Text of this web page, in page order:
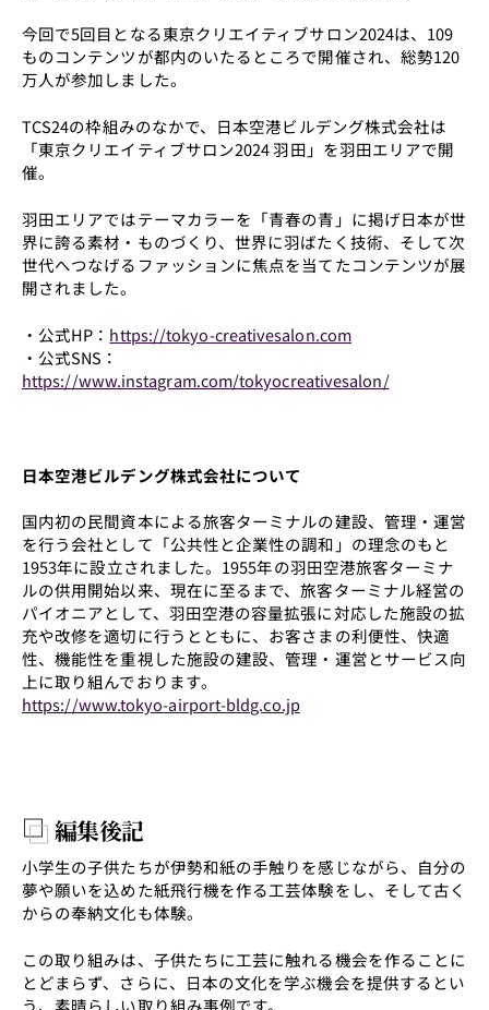
今回で5回目となる東京クリエイティブサロン2024は、109
ものコンテンツが都内のいたるところで開催され、総勢120
万人が参加しました。
TCS24の枠組みのなかで、日本空港ビルデング株式会社は
「東京クリエイティブサロン2024 羽田」を羽田エリアで開
催。
羽田エリアではテーマカラーを「青春の青」に掲げ日本が世
界に誇る素材・ものづくり、世界に羽ばたく技術、そして次
世代へつなげるファッションに焦点を当てたコンテンツが展
開されました。
・公式HP： https://tokyo-creativesalon.com
・公式SNS：
https://www.instagram.com/tokyocreativesalon/
日本空港ビルデング株式会社について
国内初の民間資本による旅客ターミナルの建設、管理・運営
を行う会社として「公共性と企業性の調和」の理念のもと
1953年に設立されました。1955年の羽田空港旅客ターミナ
ルの供用開始以来、現在に至るまで、旅客ターミナル経営の
パイオニアとして、羽田空港の容量拡張に対応した施設の拡
充や改修を適切に行うとともに、お客さまの利便性、快適
性、機能性を重視した施設の建設、管理・運営とサービス向
上に取り組んでおります。
https://www.tokyo-airport-bldg.co.jp
編集後記
小学生の子供たちが伊勢和紙の手触りを感じながら、自分の
夢や願いを込めた紙飛行機を作る工芸体験をし、そして古く
からの奉納文化も体験。
この取り組みは、子供たちに工芸に触れる機会を作ることに
とどまらず、さらに、日本の文化を学ぶ機会を提供するとい
う、素晴らしい取り組み事例です。